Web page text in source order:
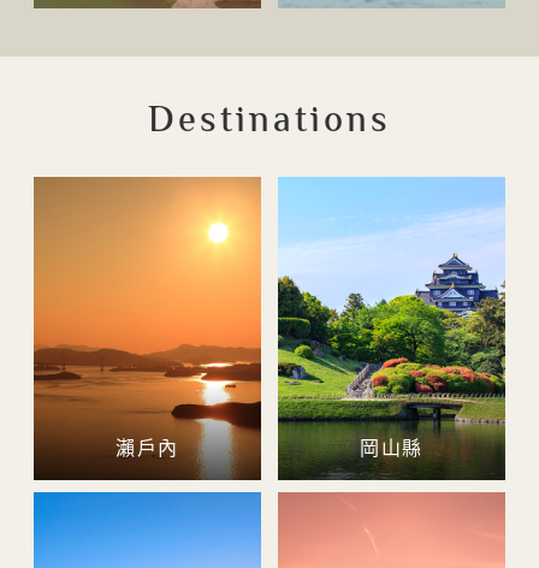
Destinations
瀨戶內 岡山縣